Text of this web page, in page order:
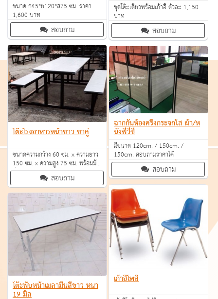
ขนาด ก45*ย120*ส75 ซม. ราคา
1,600 บาท
สอบถาม
ชุดโต๊ะเดี่ยวพร้อมเก้าอี้ ตัวละ 1,150
บาท
สอบถาม
โต๊ะโรงอาหารหน้าขาว ขาคู่
ขนาดความกว้าง 60 ซม. x ความยาว
150 ซม. x ความสูง 75 ซม. พร้อมม้า
นั่งยาว 2 ตัว ขนาด 30*150*45 ซม.
ราคา 4,200 บาทสอบถาม
ฉากกั้นห้องครึ่งกระจกใส ผ้า/ห
นังพีวีซี
มีขนาด 120cm. / 150cm. /
150cm. สอบถามราคาได้
สอบถาม
เก้าอี้โพลี
โต๊ะพับหน้าเมลามีนสีขาว หนา
19 มิล